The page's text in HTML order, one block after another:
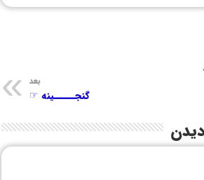
بعد
گنجـــــینه ☞